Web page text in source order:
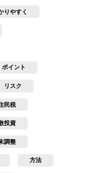
りやすく
ポイント
リスク
民税
投資
調整
方法